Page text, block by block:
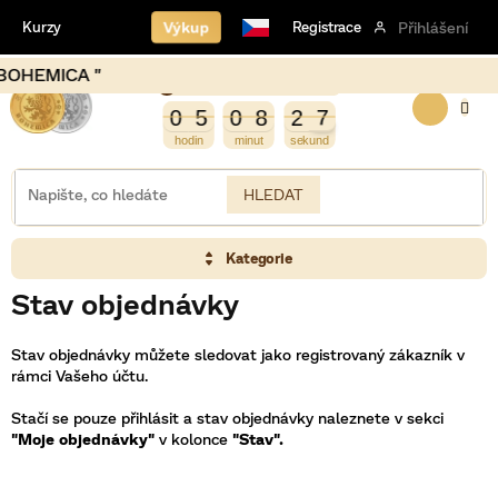
obsah
"
Výkup Registrace Přihlášení
Kurzy
0
0 5
5 0
0 8
8 2
3
2 7
8
7
9
8
HLEDAT
Kategorie
Stav objednávky
Stav objednávky můžete sledovat jako registrovaný zákazník v
rámci Vašeho účtu.
Stačí se pouze přihlásit a stav objednávky naleznete v sekci
"Moje objednávky" v kolonce "Stav".